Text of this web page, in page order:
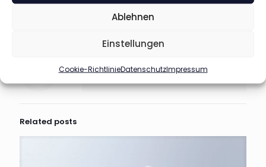
Ablehnen
Einstellungen
Cookie-RichtlinieDatenschutzImpressum
admin
Related posts